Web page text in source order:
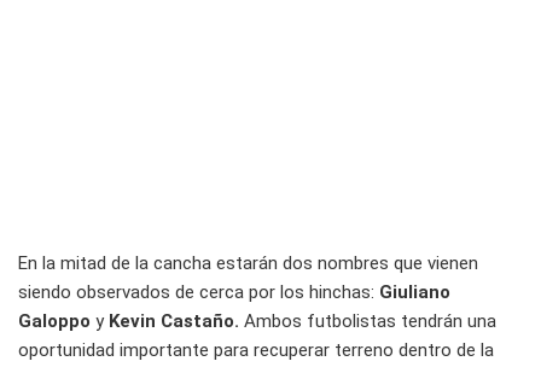
En la mitad de la cancha estarán dos nombres que vienen
siendo observados de cerca por los hinchas: Giuliano
Galoppo y Kevin Castaño. Ambos futbolistas tendrán una
oportunidad importante para recuperar terreno dentro de la